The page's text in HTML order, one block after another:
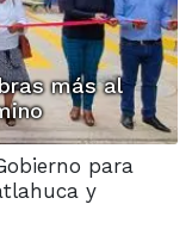
más al
para
y